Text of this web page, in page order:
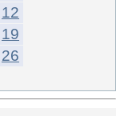
12
19
26